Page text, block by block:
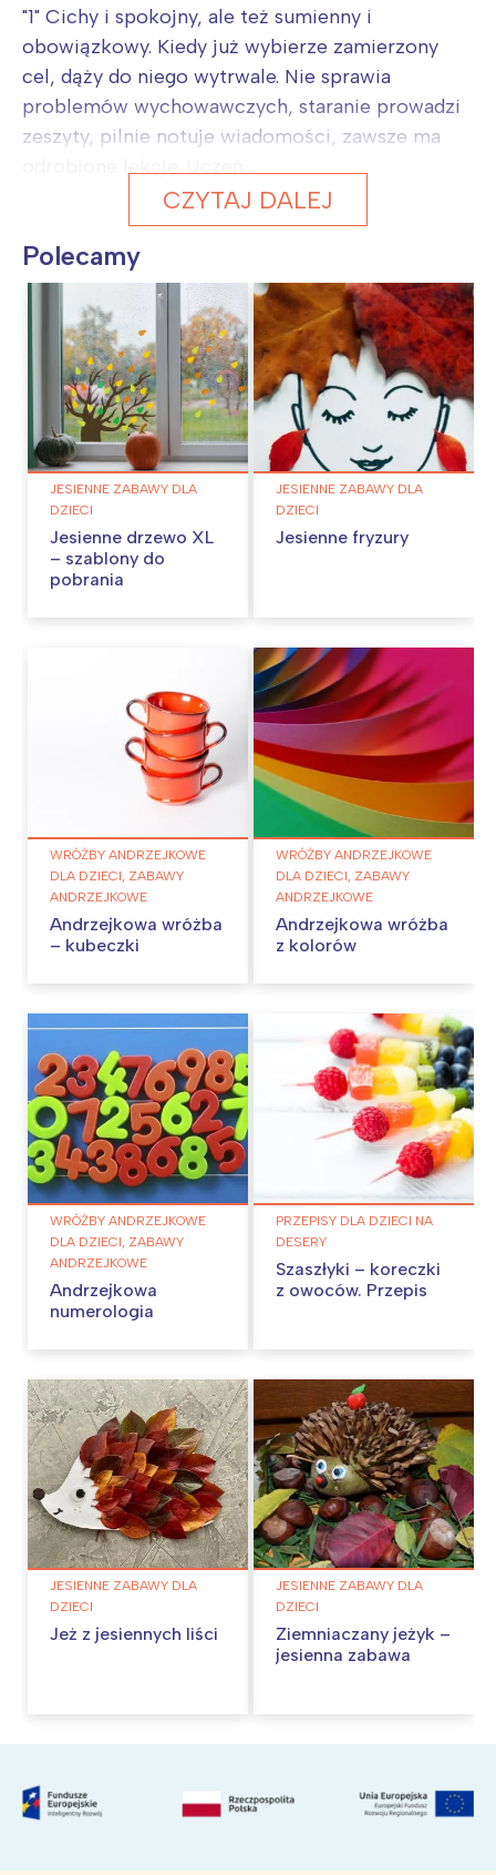
"1" Cichy i spokojny, ale też sumienny i
obowiązkowy. Kiedy już wybierze zamierzony
cel, dąży do niego wytrwale. Nie sprawia
problemów wychowawczych, staranie prowadzi
zeszyty, pilnie notuje wiadomości, zawsze ma
CZYTAJ DALEJ
Polecamy
JESIENNE ZABAWY DLA
DZIECI
Jesienne drzewo XL
– szablony do
pobrania
JESIENNE ZABAWY DLA
DZIECI
Jesienne fryzury
WRÓŻBY ANDRZEJKOWE
DLA DZIECI, ZABAWY
ANDRZEJKOWE
Andrzejkowa wróżba
– kubeczki
WRÓŻBY ANDRZEJKOWE
DLA DZIECI, ZABAWY
ANDRZEJKOWE
Andrzejkowa wróżba
z kolorów
WRÓŻBY ANDRZEJKOWE
DLA DZIECI, ZABAWY
ANDRZEJKOWE
Andrzejkowa
numerologia
PRZEPISY DLA DZIECI NA
DESERY
Szaszłyki – koreczki
z owoców. Przepis
JESIENNE ZABAWY DLA
DZIECI
Jeż z jesiennych liści
JESIENNE ZABAWY DLA
DZIECI
Ziemniaczany jeżyk –
jesienna zabawa